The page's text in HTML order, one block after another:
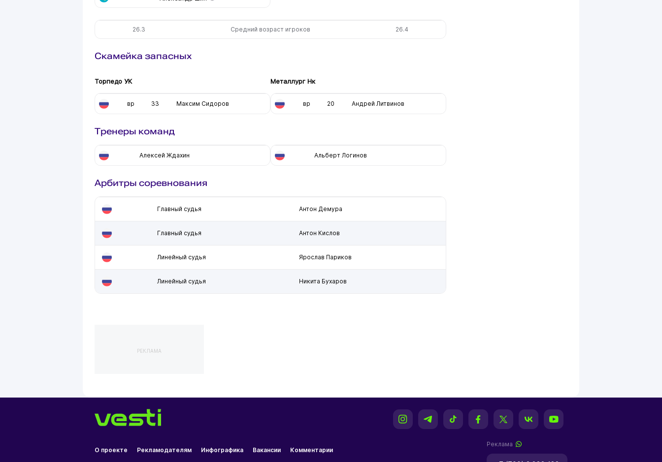
26.3 Средний возраст игроков 26.4
Скамейка запасных
Торпедо УК
вр 33 Максим Сидоров
Металлург Нк
вр 20 Андрей Литвинов
Тренеры команд
Алексей Ждахин Альберт Логинов
Арбитры соревнования
Главный судья Антон Демура
Главный судья Антон Кислов
Линейный судья Ярослав Париков
Линейный судья Никита Бухаров
РЕКЛАМА
О проекте Рекламодателям Инфографика Вакансии Комментарии
Реклама